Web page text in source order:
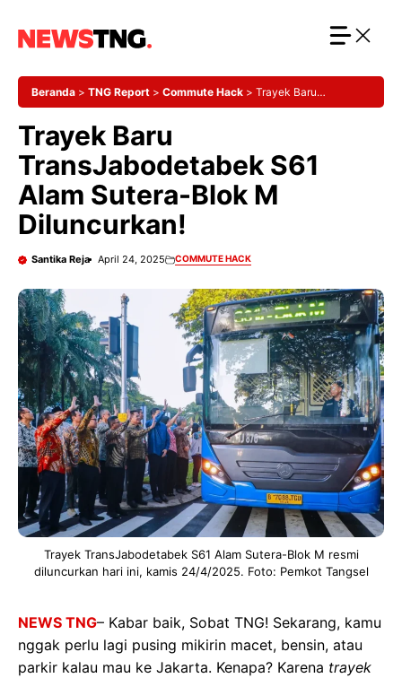
Beranda > TNG Report > Commute Hack > Trayek Baru
Trayek Baru
TransJabodetabek S61
Alam Sutera-Blok M
Diluncurkan!
Santika Reja April 24, 2025 COMMUTE HACK
Trayek TransJabodetabek S61 Alam Sutera-Blok M resmi
diluncurkan hari ini, kamis 24/4/2025. Foto: Pemkot Tangsel
NEWS TNG– Kabar baik, Sobat TNG! Sekarang, kamu
nggak perlu lagi pusing mikirin macet, bensin, atau
parkir kalau mau ke Jakarta. Kenapa? Karena trayek